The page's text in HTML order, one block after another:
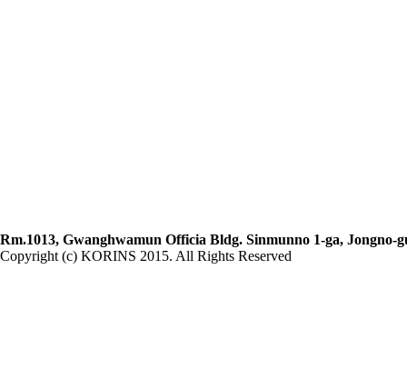
Rm.1013, Gwanghwamun Officia Bldg. Sinmunno 1-ga, Jongno-
Copyright (c) KORINS 2015. All Rights Reserved